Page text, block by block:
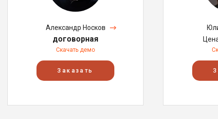
Александр Носков
договорная
Скачать демо
Заказать